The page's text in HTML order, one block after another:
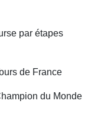
par étapes
de France
du Monde